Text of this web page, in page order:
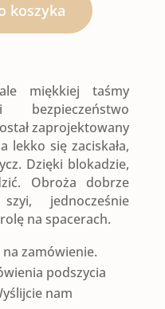
koszyka
miękkiej taśmy
zaprojektowany
lekko się zaciskała,
Dzięki blokadzie,
Obroża dobrze
jednocześnie
na spacerach.
zamówienie.
podszycia
nam